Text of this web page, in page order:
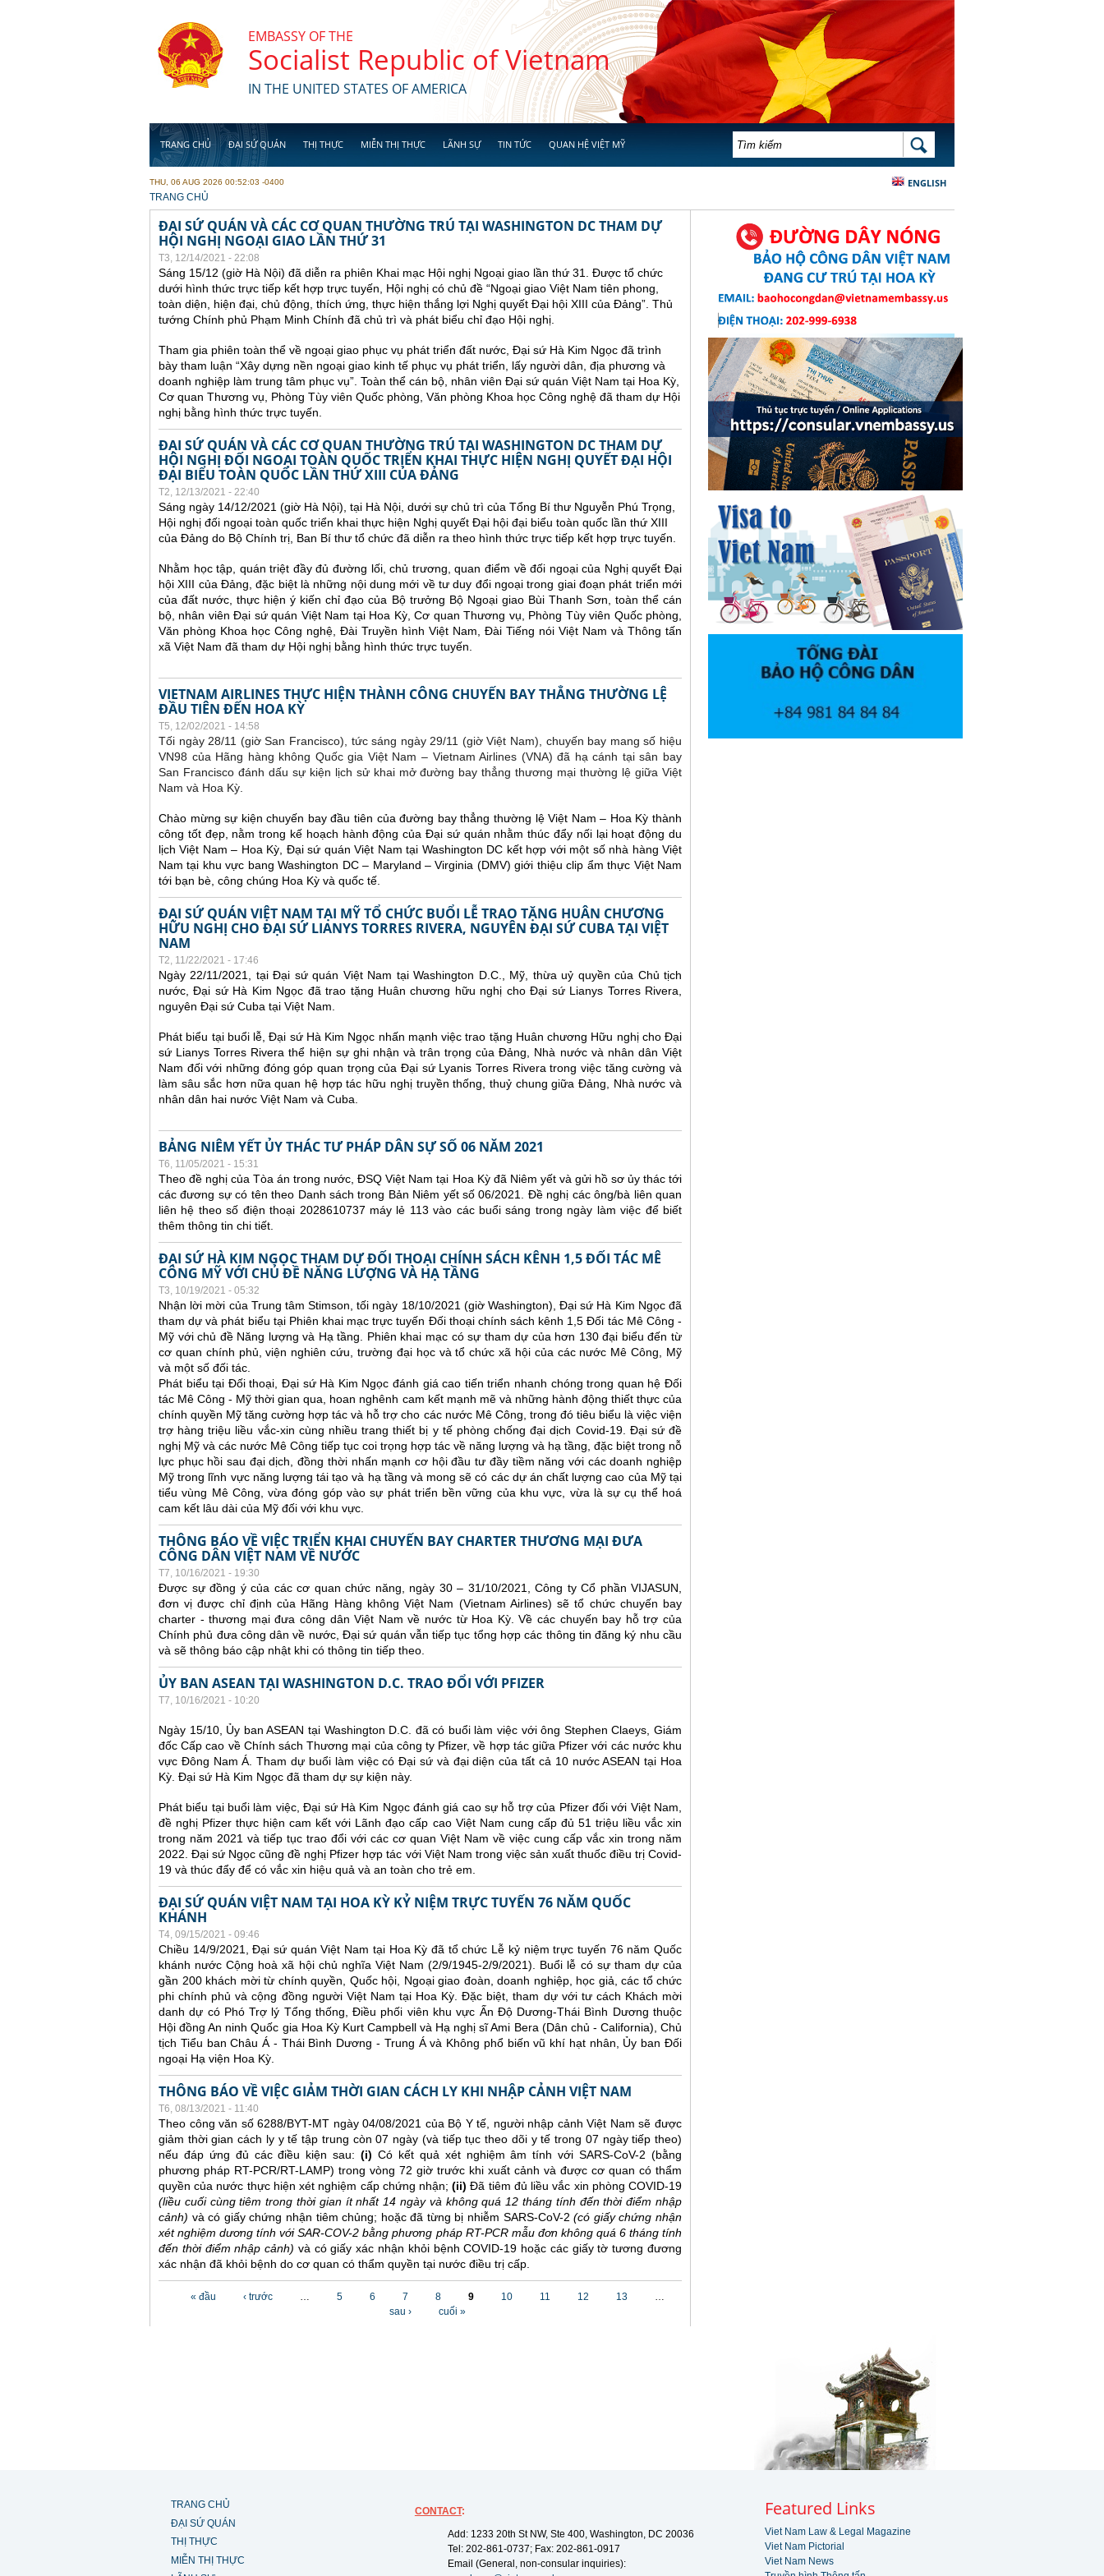
EMBASSY OF THE
Socialist Republic of Vietnam
IN THE UNITED STATES OF AMERICA
TRANG CHỦ ĐẠI SỨ QUÁN THỊ THỰC MIỄN THỊ THỰC LÃNH SỰ TIN TỨC QUAN HỆ VIỆT MỸ BIỂU MẪU TÌM KIẾM TÌM KIẾM
ENGLISH
THU, 06 AUG 2026 00:52:03 -0400
YOU ARE HERE
TRANG CHỦ
ĐẠI SỨ QUÁN VÀ CÁC CƠ QUAN THƯỜNG TRÚ TẠI WASHINGTON DC THAM DỰ
HỘI NGHỊ NGOẠI GIAO LẦN THỨ 31
T3, 12/14/2021 - 22:08
Sáng 15/12 (giờ Hà Nội) đã diễn ra phiên Khai mạc Hội nghị Ngoại giao lần thứ 31. Được tổ chức
dưới hình thức trực tiếp kết hợp trực tuyến, Hội nghị có chủ đề “Ngoại giao Việt Nam tiên phong,
toàn diện, hiện đại, chủ động, thích ứng, thực hiện thắng lợi Nghị quyết Đại hội XIII của Đảng”. Thủ
tướng Chính phủ Phạm Minh Chính đã chủ trì và phát biểu chỉ đạo Hội nghị.
Tham gia phiên toàn thể về ngoại giao phục vụ phát triển đất nước, Đại sứ Hà Kim Ngọc đã trình
bày tham luận “Xây dựng nền ngoại giao kinh tế phục vụ phát triển, lấy người dân, địa phương và
doanh nghiệp làm trung tâm phục vụ”. Toàn thể cán bộ, nhân viên Đại sứ quán Việt Nam tại Hoa Kỳ,
Cơ quan Thương vụ, Phòng Tùy viên Quốc phòng, Văn phòng Khoa học Công nghệ đã tham dự Hội
nghị bằng hình thức trực tuyến.
ĐẠI SỨ QUÁN VÀ CÁC CƠ QUAN THƯỜNG TRÚ TẠI WASHINGTON DC THAM DỰ
HỘI NGHỊ ĐỐI NGOẠI TOÀN QUỐC TRIỂN KHAI THỰC HIỆN NGHỊ QUYẾT ĐẠI HỘI
ĐẠI BIỂU TOÀN QUỐC LẦN THỨ XIII CỦA ĐẢNG
T2, 12/13/2021 - 22:40
Sáng ngày 14/12/2021 (giờ Hà Nội), tại Hà Nội, dưới sự chủ trì của Tổng Bí thư Nguyễn Phú Trọng,
Hội nghị đối ngoại toàn quốc triển khai thực hiện Nghị quyết Đại hội đại biểu toàn quốc lần thứ XIII
của Đảng do Bộ Chính trị, Ban Bí thư tổ chức đã diễn ra theo hình thức trực tiếp kết hợp trực tuyến.
Nhằm học tập, quán triệt đầy đủ đường lối, chủ trương, quan điểm về đối ngoại của Nghị quyết Đại
hội XIII của Đảng, đặc biệt là những nội dung mới về tư duy đổi ngoại trong giai đoạn phát triển mới
của đất nước, thực hiện ý kiến chỉ đạo của Bộ trưởng Bộ Ngoại giao Bùi Thanh Sơn, toàn thể cán
bộ, nhân viên Đại sứ quán Việt Nam tại Hoa Kỳ, Cơ quan Thương vụ, Phòng Tùy viên Quốc phòng,
Văn phòng Khoa học Công nghệ, Đài Truyền hình Việt Nam, Đài Tiếng nói Việt Nam và Thông tấn
xã Việt Nam đã tham dự Hội nghị bằng hình thức trực tuyến.
VIETNAM AIRLINES THỰC HIỆN THÀNH CÔNG CHUYẾN BAY THẲNG THƯỜNG LỆ
ĐẦU TIÊN ĐẾN HOA KỲ
T5, 12/02/2021 - 14:58
Tối ngày 28/11 (giờ San Francisco), tức sáng ngày 29/11 (giờ Việt Nam), chuyến bay mang số hiệu
VN98 của Hãng hàng không Quốc gia Việt Nam – Vietnam Airlines (VNA) đã hạ cánh tại sân bay
San Francisco đánh dấu sự kiện lịch sử khai mở đường bay thẳng thương mại thường lệ giữa Việt
Nam và Hoa Kỳ.
Chào mừng sự kiện chuyến bay đầu tiên của đường bay thẳng thường lệ Việt Nam – Hoa Kỳ thành
công tốt đẹp, nằm trong kế hoạch hành động của Đại sứ quán nhằm thúc đẩy nối lại hoạt động du
lịch Việt Nam – Hoa Kỳ, Đại sứ quán Việt Nam tại Washington DC kết hợp với một số nhà hàng Việt
Nam tại khu vực bang Washington DC – Maryland – Virginia (DMV) giới thiệu clip ẩm thực Việt Nam
tới bạn bè, công chúng Hoa Kỳ và quốc tế.
ĐẠI SỨ QUÁN VIỆT NAM TẠI MỸ TỔ CHỨC BUỔI LỄ TRAO TẶNG HUÂN CHƯƠNG
HỮU NGHỊ CHO ĐẠI SỨ LIANYS TORRES RIVERA, NGUYÊN ĐẠI SỨ CUBA TẠI VIỆT
NAM
T2, 11/22/2021 - 17:46
Ngày 22/11/2021, tại Đại sứ quán Việt Nam tại Washington D.C., Mỹ, thừa uỷ quyền của Chủ tịch
nước, Đại sứ Hà Kim Ngọc đã trao tặng Huân chương hữu nghị cho Đại sứ Lianys Torres Rivera,
nguyên Đại sứ Cuba tại Việt Nam.
Phát biểu tại buổi lễ, Đại sứ Hà Kim Ngọc nhấn mạnh việc trao tặng Huân chương Hữu nghị cho Đại
sứ Lianys Torres Rivera thể hiện sự ghi nhận và trân trọng của Đảng, Nhà nước và nhân dân Việt
Nam đối với những đóng góp quan trọng của Đại sứ Lyanis Torres Rivera trong việc tăng cường và
làm sâu sắc hơn nữa quan hệ hợp tác hữu nghị truyền thống, thuỷ chung giữa Đảng, Nhà nước và
nhân dân hai nước Việt Nam và Cuba.
BẢNG NIÊM YẾT ỦY THÁC TƯ PHÁP DÂN SỰ SỐ 06 NĂM 2021
T6, 11/05/2021 - 15:31
Theo đề nghị của Tòa án trong nước, ĐSQ Việt Nam tại Hoa Kỳ đã Niêm yết và gửi hồ sơ ủy thác tới
các đương sự có tên theo Danh sách trong Bản Niêm yết số 06/2021. Đề nghị các ông/bà liên quan
liên hệ theo số điện thoại 2028610737 máy lẻ 113 vào các buổi sáng trong ngày làm việc để biết
thêm thông tin chi tiết.
ĐẠI SỨ HÀ KIM NGỌC THAM DỰ ĐỐI THOẠI CHÍNH SÁCH KÊNH 1,5 ĐỐI TÁC MÊ
CÔNG MỸ VỚI CHỦ ĐỀ NĂNG LƯỢNG VÀ HẠ TẦNG
T3, 10/19/2021 - 05:32
Nhận lời mời của Trung tâm Stimson, tối ngày 18/10/2021 (giờ Washington), Đại sứ Hà Kim Ngọc đã
tham dự và phát biểu tại Phiên khai mạc trực tuyến Đối thoại chính sách kênh 1,5 Đối tác Mê Công -
Mỹ với chủ đề Năng lượng và Hạ tầng. Phiên khai mạc có sự tham dự của hơn 130 đại biểu đến từ
cơ quan chính phủ, viện nghiên cứu, trường đại học và tổ chức xã hội của các nước Mê Công, Mỹ
và một số đối tác.
Phát biểu tại Đối thoại, Đại sứ Hà Kim Ngọc đánh giá cao tiến triển nhanh chóng trong quan hệ Đối
tác Mê Công - Mỹ thời gian qua, hoan nghênh cam kết mạnh mẽ và những hành động thiết thực của
chính quyền Mỹ tăng cường hợp tác và hỗ trợ cho các nước Mê Công, trong đó tiêu biểu là việc viện
trợ hàng triệu liều vắc-xin cùng nhiều trang thiết bị y tế phòng chống đại dịch Covid-19. Đại sứ đề
nghị Mỹ và các nước Mê Công tiếp tục coi trọng hợp tác về năng lượng và hạ tầng, đặc biệt trong nỗ
lực phục hồi sau đại dịch, đồng thời nhấn mạnh cơ hội đầu tư đầy tiềm năng với các doanh nghiệp
Mỹ trong lĩnh vực năng lượng tái tạo và hạ tầng và mong sẽ có các dự án chất lượng cao của Mỹ tại
tiểu vùng Mê Công, vừa đóng góp vào sự phát triển bền vững của khu vực, vừa là sự cụ thể hoá
cam kết lâu dài của Mỹ đối với khu vực.
THÔNG BÁO VỀ VIỆC TRIỂN KHAI CHUYẾN BAY CHARTER THƯƠNG MẠI ĐƯA
CÔNG DÂN VIỆT NAM VỀ NƯỚC
T7, 10/16/2021 - 19:30
Được sự đồng ý của các cơ quan chức năng, ngày 30 – 31/10/2021, Công ty Cổ phần VIJASUN,
đơn vị được chỉ định của Hãng Hàng không Việt Nam (Vietnam Airlines) sẽ tổ chức chuyến bay
charter - thương mại đưa công dân Việt Nam về nước từ Hoa Kỳ. Về các chuyến bay hỗ trợ của
Chính phủ đưa công dân về nước, Đại sứ quán vẫn tiếp tục tổng hợp các thông tin đăng ký nhu cầu
và sẽ thông báo cập nhật khi có thông tin tiếp theo.
ỦY BAN ASEAN TẠI WASHINGTON D.C. TRAO ĐỔI VỚI PFIZER
T7, 10/16/2021 - 10:20
Ngày 15/10, Ủy ban ASEAN tại Washington D.C. đã có buổi làm việc với ông Stephen Claeys, Giám
đốc Cấp cao về Chính sách Thương mại của công ty Pfizer, về hợp tác giữa Pfizer với các nước khu
vực Đông Nam Á. Tham dự buổi làm việc có Đại sứ và đại diện của tất cả 10 nước ASEAN tại Hoa
Kỳ. Đại sứ Hà Kim Ngọc đã tham dự sự kiện này.
Phát biểu tại buổi làm việc, Đại sứ Hà Kim Ngọc đánh giá cao sự hỗ trợ của Pfizer đối với Việt Nam,
đề nghị Pfizer thực hiện cam kết với Lãnh đạo cấp cao Việt Nam cung cấp đủ 51 triệu liều vắc xin
trong năm 2021 và tiếp tục trao đổi với các cơ quan Việt Nam về việc cung cấp vắc xin trong năm
2022. Đại sứ Ngọc cũng đề nghị Pfizer hợp tác với Việt Nam trong việc sản xuất thuốc điều trị Covid-
19 và thúc đẩy để có vắc xin hiệu quả và an toàn cho trẻ em.
ĐẠI SỨ QUÁN VIỆT NAM TẠI HOA KỲ KỶ NIỆM TRỰC TUYẾN 76 NĂM QUỐC
KHÁNH
T4, 09/15/2021 - 09:46
Chiều 14/9/2021, Đại sứ quán Việt Nam tại Hoa Kỳ đã tổ chức Lễ kỷ niệm trực tuyến 76 năm Quốc
khánh nước Cộng hoà xã hội chủ nghĩa Việt Nam (2/9/1945-2/9/2021). Buổi lễ có sự tham dự của
gần 200 khách mời từ chính quyền, Quốc hội, Ngoại giao đoàn, doanh nghiệp, học giả, các tổ chức
phi chính phủ và cộng đồng người Việt Nam tại Hoa Kỳ. Đặc biệt, tham dự với tư cách Khách mời
danh dự có Phó Trợ lý Tổng thống, Điều phối viên khu vực Ấn Độ Dương-Thái Bình Dương thuộc
Hội đồng An ninh Quốc gia Hoa Kỳ Kurt Campbell và Hạ nghị sĩ Ami Bera (Dân chủ - California), Chủ
tịch Tiểu ban Châu Á - Thái Bình Dương - Trung Á và Không phổ biến vũ khí hạt nhân, Ủy ban Đối
ngoại Hạ viện Hoa Kỳ.
THÔNG BÁO VỀ VIỆC GIẢM THỜI GIAN CÁCH LY KHI NHẬP CẢNH VIỆT NAM
T6, 08/13/2021 - 11:40
Theo công văn số 6288/BYT-MT ngày 04/08/2021 của Bộ Y tế, người nhập cảnh Việt Nam sẽ được
giảm thời gian cách ly y tế tập trung còn 07 ngày (và tiếp tục theo dõi y tế trong 07 ngày tiếp theo)
nếu đáp ứng đủ các điều kiện sau: (i) Có kết quả xét nghiệm âm tính với SARS-CoV-2 (bằng
phương pháp RT-PCR/RT-LAMP) trong vòng 72 giờ trước khi xuất cảnh và được cơ quan có thẩm
quyền của nước thực hiện xét nghiệm cấp chứng nhận;(ii)Đã tiêm đủ liều vắc xin phòng COVID-19
(liều cuối cùng tiêm trong thời gian ít nhất 14 ngày và không quá 12 tháng tính đến thời điểm nhập
cảnh) và có giấy chứng nhận tiêm chủng; hoặc đã từng bị nhiễm SARS-CoV-2(có giấy chứng nhận
xét nghiệm dương tính với SAR-COV-2 bằng phương pháp RT-PCR mẫu đơn không quá 6 tháng tính
đến thời điểm nhập cảnh) và có giấy xác nhận khỏi bệnh COVID-19 hoặc các giấy tờ tương đương
xác nhận đã khỏi bệnh do cơ quan có thẩm quyền tại nước điều trị cấp.
« đầu ‹ trước … 5 6 7 8 9 10 11 12 13
…
sau ›
cuối »
TRANG CHỦ
ĐẠI SỨ QUÁN
THỊ THỰC
MIỄN THỊ THỰC
CONTACT:
Add: 1233 20th St NW, Ste 400, Washington, DC 20036
Tel: 202-861-0737; Fax: 202-861-0917
Email (General, non-consular inquiries):
Featured Links
Viet Nam Law & Legal Magazine
Viet Nam Pictorial
Viet Nam News